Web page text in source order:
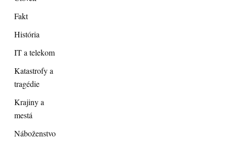
Fakt
História
IT a telekom
Katastrofy a
tragédie
Krajiny a
mestá
Náboženstvo